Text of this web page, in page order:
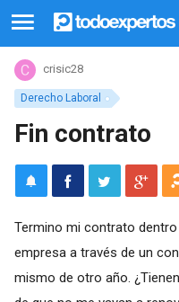
Derecho Laboral
crisic28
Fin contrato
Termino mi contrato
empresa a través de un
mismo de otro año.